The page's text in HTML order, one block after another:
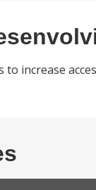
to increase